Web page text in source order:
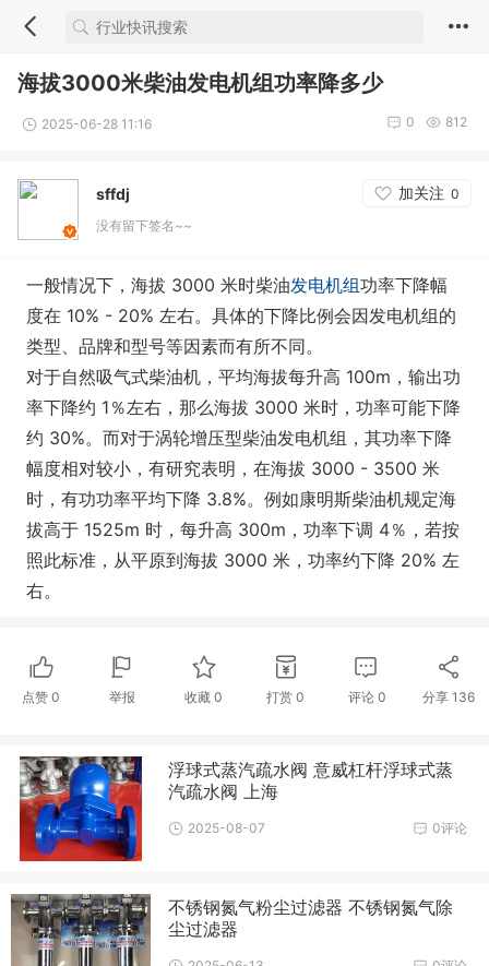
海拔3000米柴油发电机组功率降多少
2025-06-28 11:16 812
0
sffdj 加关注 0
没有留下签名~~
一般情况下，海拔 3000 米时柴油发电机组功率下降幅
度在 10% - 20% 左右。具体的下降比例会因发电机组的
类型、品牌和型号等因素而有所不同。
对于自然吸气式柴油机，平均海拔每升高 100m，输出功
率下降约 1％左右，那么海拔 3000 米时，功率可能下降
约 30%。而对于涡轮增压型柴油发电机组，其功率下降
幅度相对较小，有研究表明，在海拔 3000 - 3500 米
时，有功功率平均下降 3.8%。例如康明斯柴油机规定海
拔高于 1525m 时，每升高 300m，功率下调 4％，若按
照此标准，从平原到海拔 3000 米，功率约下降 20% 左
右。
点赞 0 举报 收藏0 打赏 0 评论 0 分享 136
浮球式蒸汽疏水阀 意威杠杆浮球式蒸
汽疏水阀 上海
0评论
2025-08-07
不锈钢氮气粉尘过滤器 不锈钢氮气除
尘过滤器